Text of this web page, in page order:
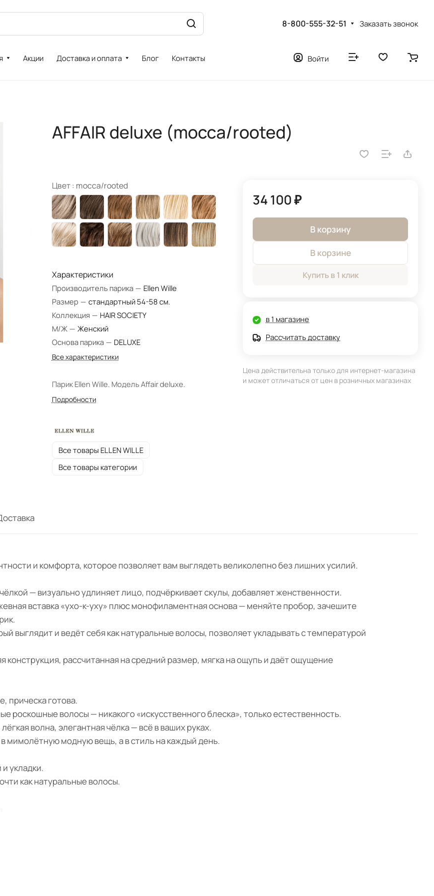
8-800-555-32-51 Заказать звонок
Акции Доставка и оплата Блог Контакты Войти
AFFAIR deluxe (mocca/rooted)
Цвет : mocca/rooted
Характеристики
Производитель парика — Ellen Wille
Размер — стандартный 54-58 см.
Коллекция — HAIR SOCIETY
М/Ж — Женский
Основа парика — DELUXE
Все характеристики
Парик Ellen Wille. Модель Affair deluxe.
Подробности
Все товары ELLEN WILLE
Все товары категории
34 100 ₽
В корзину
В корзине
Купить в 1 клик
в 1 магазине
Рассчитать доставку
Цена действительна только для интернет-магазина
и может отличаться от цен в розничных магазинах
и комфорта, которое позволяет вам выглядеть великолепно без лишних усилий.
— визуально удлиняет лицо, подчёркивает скулы, добавляет женственности.
вставка «ухо-к-уху» плюс монофиламентная основа — меняйте пробор, зачешите
выглядит и ведёт себя как натуральные волосы, позволяет укладывать с температурой
рассчитанная на средний размер, мягка на ощупь и даёт ощущение
прическа готова.
роскошные волосы — никакого «искусственного блеска», только естественность.
волна, элегантная чёлка — всё в ваших руках.
мимолётную модную вещь, а в стиль на каждый день.
укладки.
как натуральные волосы.